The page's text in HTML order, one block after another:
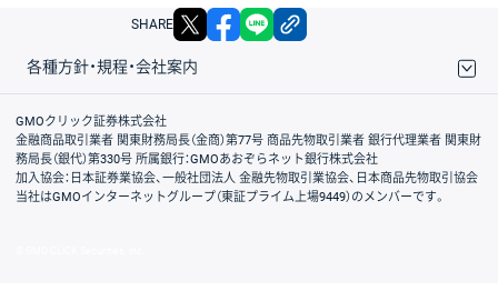
SHARE X facebook
各種方針・規程・会社案内
取引規程・約款
サイトマップ
その他のご案内
個人情報保護方針
最良執行方針
サイトのご利用について
ディスクレイマー
信託保全
リスク説明
会社案内
GMOクリック証券株式会社
金融商品取引業者 関東財務局長（金商）第77号 商品先物取引業者 銀行代理業者 関東財
務局長（銀代）第330号 所属銀行：GMOあおぞらネット銀行株式会社
加入協会：日本証券業協会、一般社団法人 金融先物取引業協会、日本商品先物取引協会
当社はGMOインターネットグループ（東証プライム上場9449）のメンバーです。